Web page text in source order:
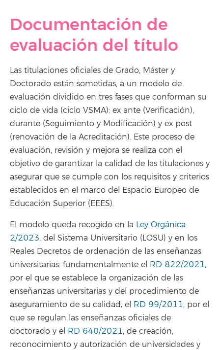
Documentación de
evaluación del título
Las titulaciones oficiales de Grado, Máster y
Doctorado están sometidas, a un modelo de
evaluación dividido en tres fases que conforman su
ciclo de vida (ciclo VSMA): ex ante (Verificación),
durante (Seguimiento y Modificación) y ex post
(renovación de la Acreditación). Este proceso de
evaluación, revisión y mejora se realiza con el
objetivo de garantizar la calidad de las titulaciones y
asegurar que se cumple con los requisitos y criterios
establecidos en el marco del Espacio Europeo de
Educación Superior (EEES).
El modelo queda recogido en la Ley Orgánica
2/2023, del Sistema Universitario (LOSU) y en los
Reales Decretos de ordenación de las enseñanzas
universitarias: fundamentalmente el RD 822/2021,
por el que se establece la organización de las
enseñanzas universitarias y del procedimiento de
aseguramiento de su calidad; el RD 99/2011, por el
que se regulan las enseñanzas oficiales de
doctorado y el RD 640/2021, de creación,
reconocimiento y autorización de universidades y